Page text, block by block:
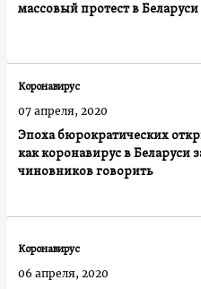
массовый протест в Беларуси
Эпоха бюрократических
как коронавирус в Беларуси
чиновников говорить
Коронавирус
07 апреля, 2020
Коронавирус
06 апреля, 2020